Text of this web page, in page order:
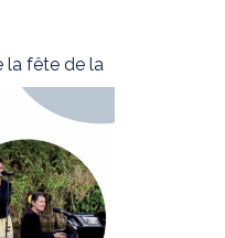
la fête de la